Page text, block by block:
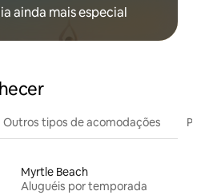
ainda mais especial
Outros tipos de acomodações
Myrtle Beach
Aluguéis por temporada